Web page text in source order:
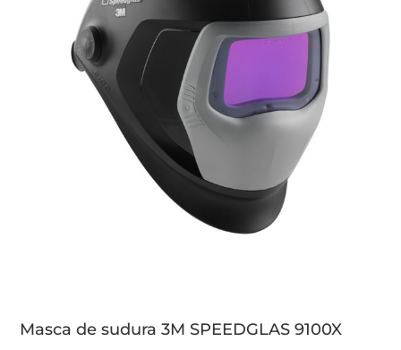
Masca de sudura 3M SPEEDGLAS 9100X